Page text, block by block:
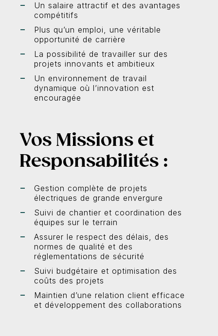
Un salaire attractif et des avantages
compétitifs
Plus qu’un emploi, une véritable
opportunité de carrière
La possibilité de travailler sur des
projets innovants et ambitieux
Un environnement de travail
dynamique où l’innovation est
encouragée
Vos Missions et
Responsabilités :
Gestion complète de projets
électriques de grande envergure
Suivi de chantier et coordination des
équipes sur le terrain
Assurer le respect des délais, des
normes de qualité et des
réglementations de sécurité
Suivi budgétaire et optimisation des
coûts des projets
Maintien d’une relation client efficace
et développement des collaborations